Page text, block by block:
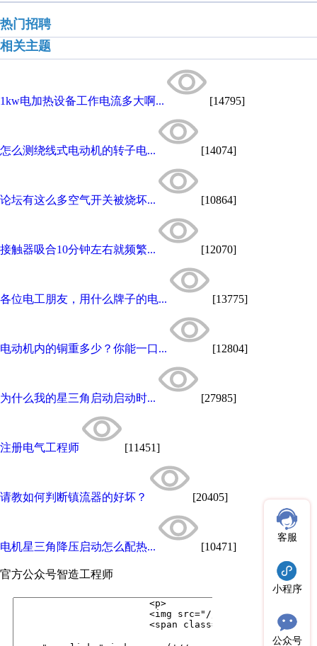
热门招聘
相关主题
1kw电加热设备工作电流多大啊... [14795]
怎么测绕线式电动机的转子电... [14074]
论坛有这么多空气开关被烧坏... [10864]
接触器吸合10分钟左右就频繁... [12070]
各位电工朋友，用什么牌子的电... [13775]
电动机内的铜重多少？你能一口... [12804]
为什么我的星三角启动启动时... [27985]
注册电气工程师 [11451]
请教如何判断镇流器的好坏？ [20405]
电机星三角降压启动怎么配热... [10471]
官方公众号智造工程师
客服
小程序
公众号